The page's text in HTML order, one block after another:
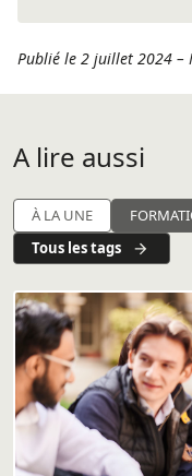
Publié le 2 juillet 2024 –
A lire aussi
À LA UNE
Tous les tags